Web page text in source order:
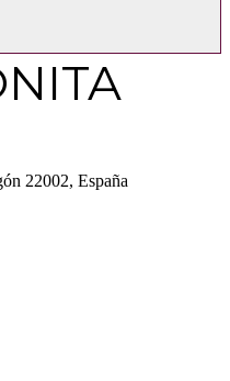
22002, España